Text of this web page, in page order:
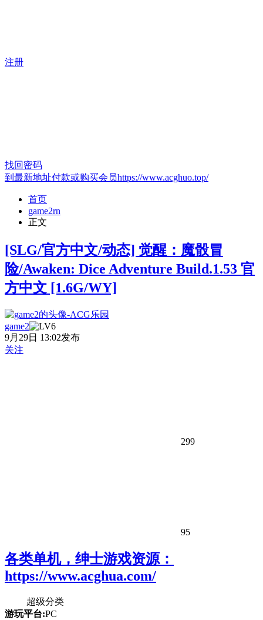
注册
找回密码
到最新地址付款或购买会员https://www.acghuo.top/
首页
game2rn
正文
[SLG/官方中文/动态] 觉醒：魔骰冒
险/Awaken: Dice Adventure Build.1.53 官
方中文 [1.6G/WY]
game2
9月29日 13:02发布
关注
299
95
各类单机，绅士游戏资源：
https://www.acghua.com/
超级分类
游玩平台:PC